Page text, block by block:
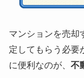
マンションを売却
定してもらう必要
に便利なのが、 不